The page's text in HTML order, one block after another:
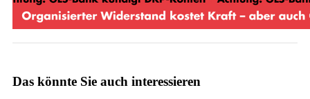
Das könnte Sie auch interessieren